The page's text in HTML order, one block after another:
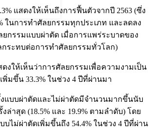
แสดงให้เห็นถึงการฟื้นตัวจากปี 2563 (ซึ่ง
ในการทำศัลยกรรมทุกประเภท และลดลง
ยกรรมแบบผ่าตัด เมื่อการแพร่ระบาดของ
กระทบต่อการทำศัลยกรรมทั่วโลก)
งให้เห็นว่าการศัลยกรรมเพื่อความงามเป็น
มขึ้น 33.3% ในช่วง 4 ปีที่ผ่านมา
แบบผ่าตัดและไม่ผ่าตัดมีจำนวนมากขึ้นนับ
ล่าสุด (18.5% และ 19.9% ตามลำดับ) โดย
บไม่ผ่าตัดเพิ่มขึ้นถึง 54.4% ในช่วง 4 ปีที่ผ่าน